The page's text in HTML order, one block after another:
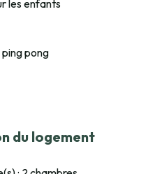
les enfants
pong
du logement